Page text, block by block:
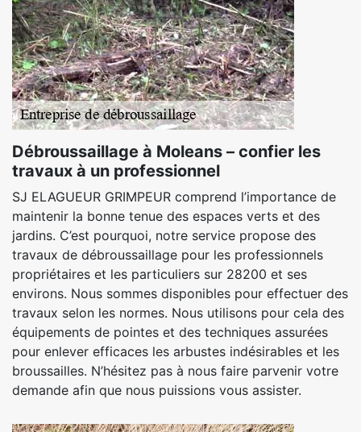
Débroussaillage à Moleans – confier les
travaux à un professionnel
SJ ELAGUEUR GRIMPEUR comprend l’importance de
maintenir la bonne tenue des espaces verts et des
jardins. C’est pourquoi, notre service propose des
travaux de débroussaillage pour les professionnels
propriétaires et les particuliers sur 28200 et ses
environs. Nous sommes disponibles pour effectuer des
travaux selon les normes. Nous utilisons pour cela des
équipements de pointes et des techniques assurées
pour enlever efficaces les arbustes indésirables et les
broussailles. N’hésitez pas à nous faire parvenir votre
demande afin que nous puissions vous assister.